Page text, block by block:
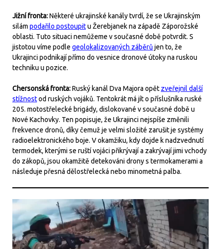
Jižní fronta:Některé ukrajinské kanály tvrdí, že se Ukrajinským
silám podařilo postoupitu Žerebjanek na západě Záporožské
oblasti. Tuto situaci nemůžeme v současné době potvrdit. S
jistotou víme podle geolokalizovaných záběrů jen to, že
Ukrajinci podnikají přímo do vesnice dronové útoky na ruskou
techniku u pozice.
Chersonská fronta:Ruský kanál Dva Majora opět zveřejnil další
stížnostod ruských vojáků. Tentokrát má jít o příslušníka ruské
205. motostřelecké brigády, dislokované v současné době u
Nové Kachovky. Ten popisuje, že Ukrajinci nejspíše změnili
frekvence dronů, díky čemuž je velmi složité zarušit je systémy
radioelektronického boje. V okamžiku, kdy dojde k nadzvednutí
termodek, kterými se ruští vojáci přikrývají a zakrývají jimi vchody
do zákopů, jsou okamžitě detekováni drony s termokamerami a
následuje přesná dělostřelecká nebo minometná palba.